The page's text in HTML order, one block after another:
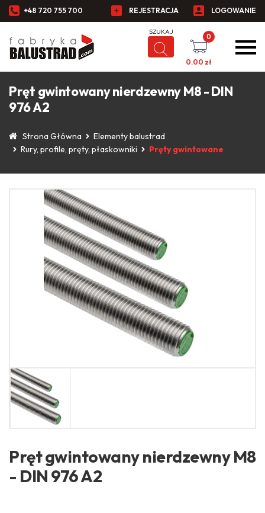
+48 720 755 700 REJESTRACJA LOGOWANIE
0
0.00 zł
Pręt gwintowany nierdzewny M8 - DIN
976 A2
Strona Główna
Elementy balustrad
Rury, profile, pręty, płaskowniki
Pręty gwintowane
Pręt gwintowany nierdzewny M8
- DIN 976 A2